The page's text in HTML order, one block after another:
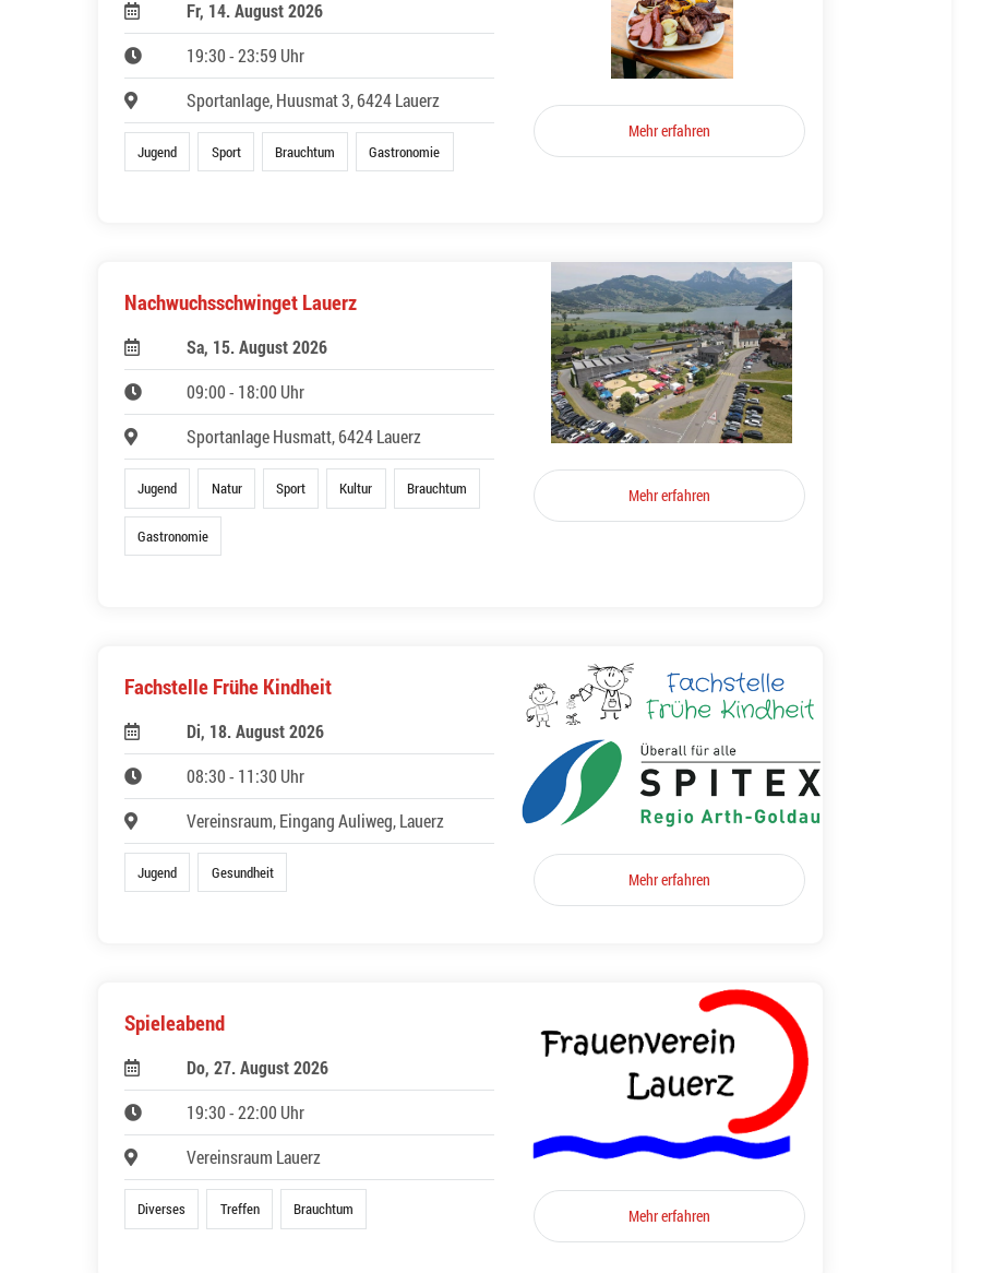
Fr, 14. August 2026
19:30 - 23:59 Uhr
Sportanlage, Huusmat 3, 6424 Lauerz
Jugend Sport Brauchtum Gastronomie
Mehr erfahren
Nachwuchsschwinget Lauerz
Sa, 15. August 2026
09:00 - 18:00 Uhr
Sportanlage Husmatt, 6424 Lauerz
Jugend Natur Sport Kultur Brauchtum
Gastronomie
Mehr erfahren
Fachstelle Frühe Kindheit
Di, 18. August 2026
08:30 - 11:30 Uhr
Vereinsraum, Eingang Auliweg, Lauerz
Jugend Gesundheit Mehr erfahren
Spieleabend
Do, 27. August 2026
19:30 - 22:00 Uhr
Vereinsraum Lauerz
Diverses Treffen Brauchtum Mehr erfahren